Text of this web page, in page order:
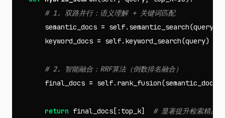
semantic_docs = self. semantic_search(query
keyword_docs = self. keyword_search(query)
final_docs = self. rank_fusion(semantic_docs
return final_docs [: top_k]